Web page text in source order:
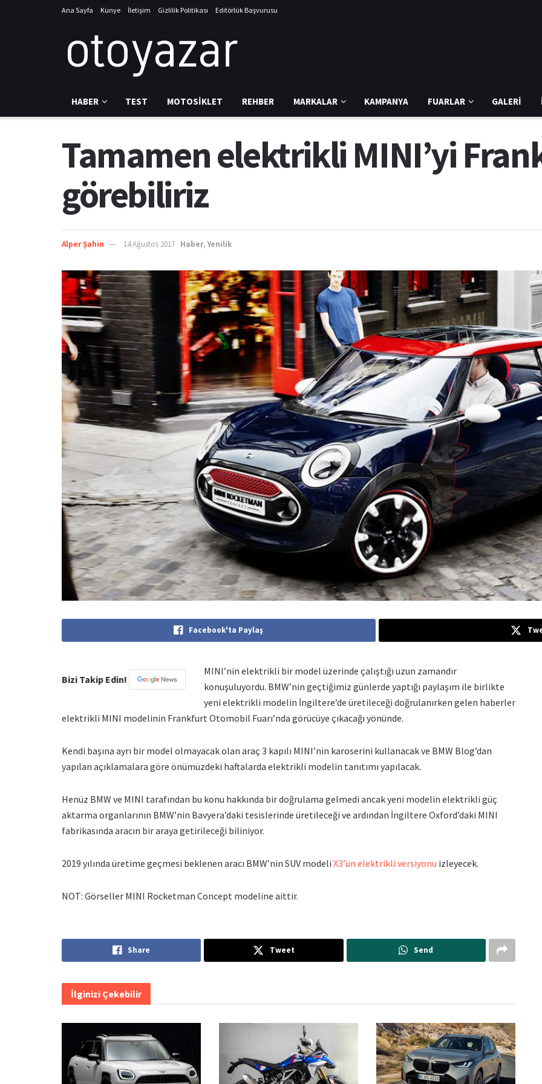
Ana Sayfa Künye İletişim Gizlilik Politikası Editörlük Başvurusu
HABER TEST MOTOSIKLET REHBER MARKALAR KAMPANYA FUARLAR GALERI
Tamamen elektrikli MINI’yi
görebiliriz
Alper Şahin 14 Ağustos 2017 Haber,Yenilik
Facebook'ta Paylaş
Bizi Takip Edin!
MINI’nin elektrikli bir model üzerinde çalıştığı uzun zamandır
konuşuluyordu. BMW’nin geçtiğimiz günlerde yaptığı paylaşım ile birlikte
yeni elektrikli modelin İngiltere’de üretileceği doğrulanırken gelen haberler
elektrikli MINI modelinin Frankfurt Otomobil Fuarı’nda görücüye çıkacağı yönünde.
Kendi başına ayrı bir model olmayacak olan araç 3 kapılı MINI’nin karoserini kullanacak ve BMW Blog’dan
yapılan açıklamalara göre önümüzdeki haftalarda elektrikli modelin tanıtımı yapılacak.
Henüz BMW ve MINI tarafından bu konu hakkında bir doğrulama gelmedi ancak yeni modelin elektrikli güç
aktarma organlarının BMW’nin Bavyera’daki tesislerinde üretileceği ve ardından İngiltere Oxford’daki MINI
fabrikasında aracın bir araya getirileceği biliniyor.
2019 yılında üretime geçmesi beklenen aracı BMW’nin SUV modeli X3’ün elektrikli versiyonu izleyecek.
NOT: Görseller MINI Rocketman Concept modeline aittir.
Share Tweet Send
İlginizi Çekebilir